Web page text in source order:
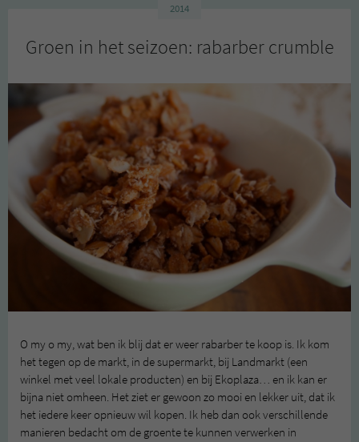
2014
Groen in het seizoen: rabarber crumble
O my o my, wat ben ik blij dat er weer rabarber te koop is. Ik kom
het tegen op de markt, in de supermarkt, bij Landmarkt (een
winkel met veel lokale producten) en bij Ekoplaza… en ik kan er
bijna niet omheen. Het ziet er gewoon zo mooi en lekker uit, dat ik
het iedere keer opnieuw wil kopen. Ik heb dan ook verschillende
manieren bedacht om de groente te kunnen verwerken in